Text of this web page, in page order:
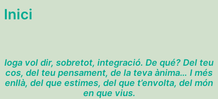
Inici
Ioga vol dir, sobretot, integració. De qué? Del teu
cos, del teu pensament, de la teva ànima… I més
enllà, del que estimes, del que t’envolta, del món
en que vius.